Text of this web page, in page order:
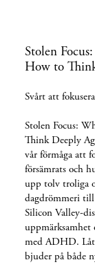
Stolen
How to
Svårt att
Stolen Focus:
Think Deeply
vår förmåga att
försämrats och
upp tolv troliga
dagdrömmeri
Silicon Valley-
uppmärksamhet
med ADHD.
bjuder på både